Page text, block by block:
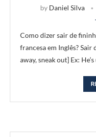
by Daniel Silva
Como dizer sair de
francesa em Inglês? Sair
away, sneak out] Ex: